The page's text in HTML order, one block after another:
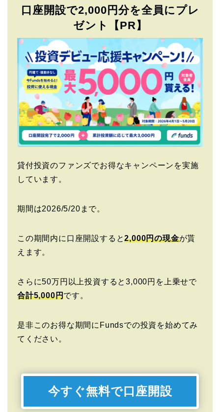
口座開設で2,000円分を全員にプレ
ゼント【PR】
貸付投資のファンズでお得なキャンペーンを実施
しています。
期間は2026/5/20まで。
この期間内に口座開設すると2,000円の現金が貰
えます。
さらに50万円以上投資すると3,000円を上乗せで
合計5,000円です。
是非このお得な期間にFundsでの投資を始めてみ
てください。
今すぐ無料で口座開設